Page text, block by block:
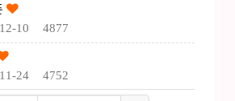
10 4877
24 4752